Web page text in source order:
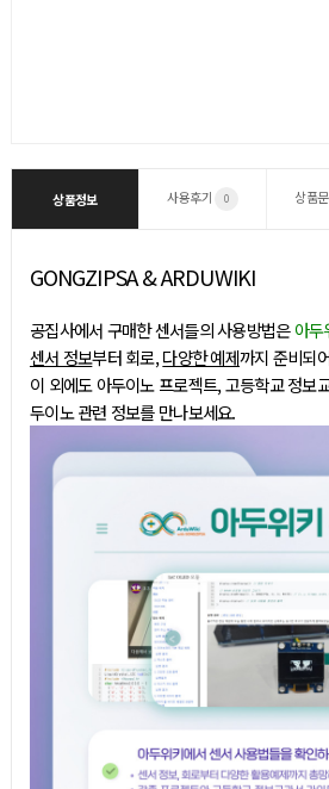
상품정보 사용후기 0 상품
GONGZIPSA & ARDUWIKI
공집사에서 구매한 센서들의 사용방법은아두
센서 정보부터 회로,다양한 예제까지 준비되
이 외에도 아두이노 프로젝트, 고등학교 정보
두이노 관련 정보를 만나보세요.